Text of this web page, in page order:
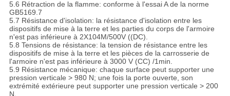
5.6 Rétraction de la flamme: conforme à l'essai A de la norme
GB5169.7
5.7 Résistance d'isolation: la résistance d'isolation entre les
dispositifs de mise à la terre et les parties du corps de l'armoire
n'est pas inférieure à 2X104M/500V ((DC).
5.8 Tensions de résistance: la tension de résistance entre les
dispositifs de mise à la terre et les pièces de la carrosserie de
l'armoire n'est pas inférieure à 3000 V (CC) /1min.
5.9 Résistance mécanique: chaque surface peut supporter une
pression verticale > 980 N; une fois la porte ouverte, son
extrémité extérieure peut supporter une pression verticale > 200
N.